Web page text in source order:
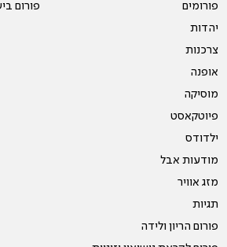
פורומים
יהדות
צרכנות
אופנה
מוסיקה
פיוטקאסט
ילדודס
מודעות אבל
מזג אוויר
תגיות
פורום הריון ולידה
פורום